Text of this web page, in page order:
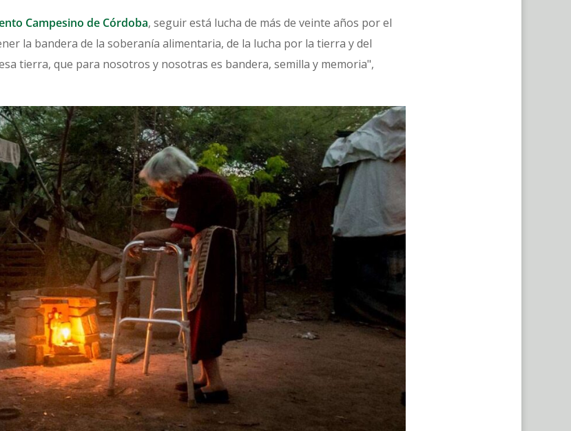
Campesino de Córdoba, seguir está lucha de más de veinte años por el
la bandera de la soberanía alimentaria, de la lucha por la tierra y del
tierra, que para nosotros y nosotras es bandera, semilla y memoria",